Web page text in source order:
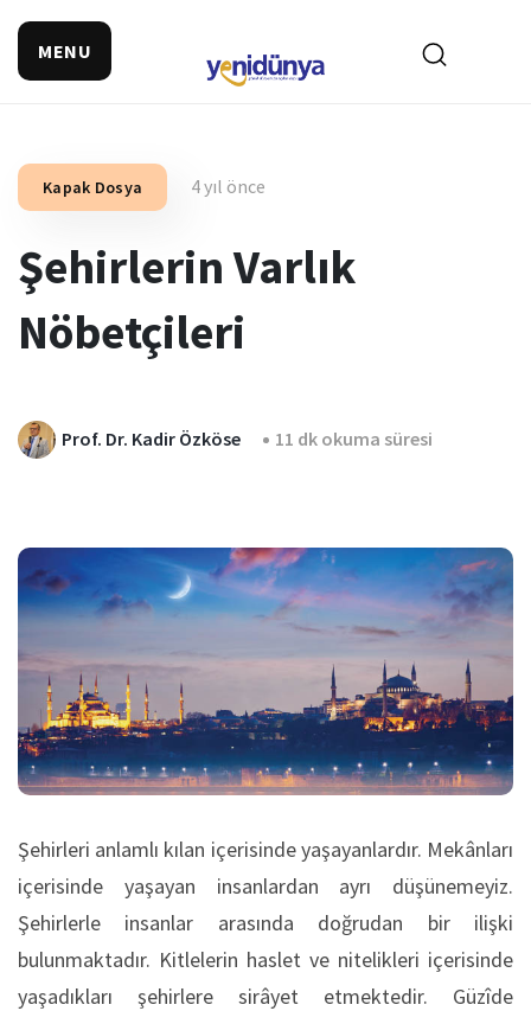
MENU
Kapak Dosya 4 yıl önce
Şehirlerin Varlık
Nöbetçileri
Prof. Dr. Kadir Özköse 11 dk okuma süresi
Şehirleri anlamlı kılan içerisinde yaşayanlardır. Mekânları
içerisinde yaşayan insanlardan ayrı düşünemeyiz.
Şehirlerle insanlar arasında doğrudan bir ilişki
bulunmaktadır. Kitlelerin haslet ve nitelikleri içerisinde
yaşadıkları şehirlere sirâyet etmektedir. Güzîde